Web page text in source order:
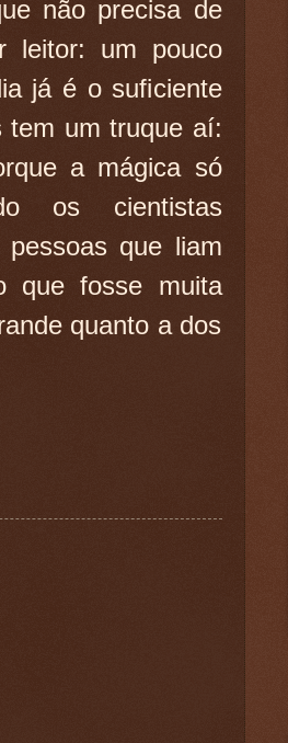
não precisa de
leitor: um pouco
já é o suficiente
tem um truque aí:
a mágica só
os cientistas
que liam
que fosse muita
quanto a dos